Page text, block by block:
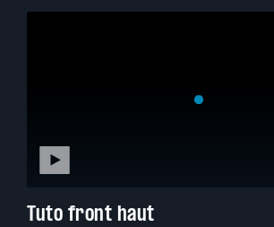
Tuto front haut